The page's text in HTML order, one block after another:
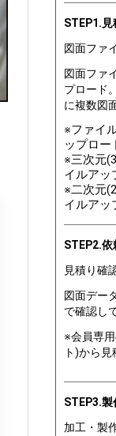
STEP1.見
図面ファ
図面ファ
プロード
に複数図
※ファイ
ップロー
※三次元
イルアッ
※二次元
イルアッ
STEP2.依
見積り確
図面デー
で確認し
※会員専
ト)から見
STEP3.製
加工・製